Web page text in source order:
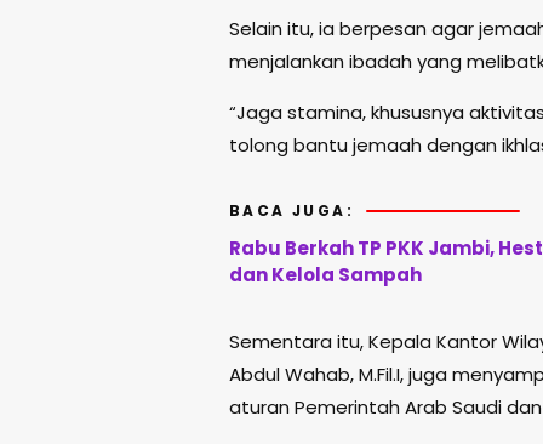
Selain itu, ia berpesan agar
menjalankan ibadah yang
“Jaga stamina, khususnya
tolong bantu jemaah dengan
BACA JUGA:
Rabu Berkah TP PKK Jambi,
dan Kelola Sampah
Sementara itu, Kepala Kantor
Abdul Wahab, M.Fil.I, juga
aturan Pemerintah Arab Saudi